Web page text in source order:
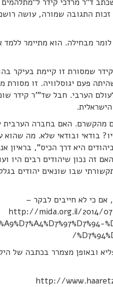
התגובה שמורה, עושה
מבחילה. הוא מתיימר
שמסורת זו קיימת בעיקר
פעם יגוסלוויה. זו מסורת
הערבי. חבל שד"'ר קידר
מהקשרם. האם בחברה
בודאי ובודאי שלא. מה
היא דרך הכיס", בראיון
זה נכון שיהודים רבים היו
שבו שונאים יהודים
אם כי לא חייבים לבקר –
http://mida.org.il/2014/07/
ובאופן מצמרר בכתבה של הילו
http://